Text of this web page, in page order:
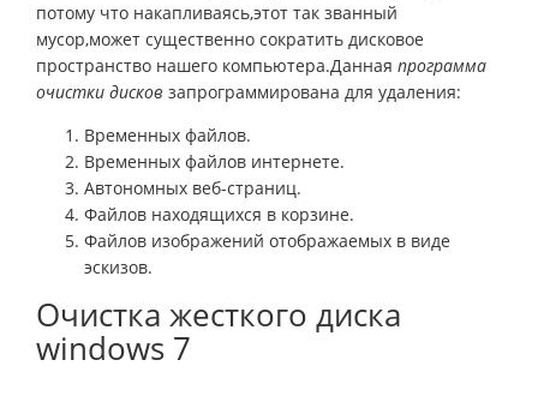
потому что накапливаясь,этот так званный
мусор,может существенно сократить дисковое
пространство нашего компьютера.Данная программа
очистки дисков запрограммирована для удаления:
Временных файлов.
Временных файлов интернете.
Автономных веб-страниц.
Файлов находящихся в корзине.
Файлов изображений отображаемых в виде
эскизов.
Очистка жесткого диска
windows 7